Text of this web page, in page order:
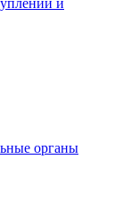
и
органы